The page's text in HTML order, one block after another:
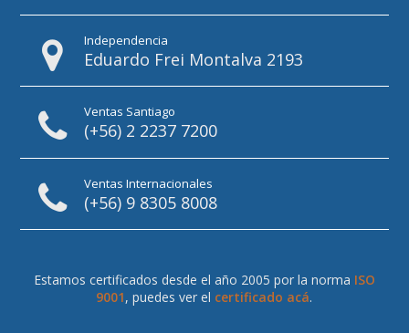
Independencia
Eduardo Frei Montalva 2193
Ventas Santiago
(+56) 2 2237 7200
Ventas Internacionales
(+56) 9 8305 8008
Estamos certificados desde el año 2005 por la norma ISO
9001, puedes ver el certificado acá.